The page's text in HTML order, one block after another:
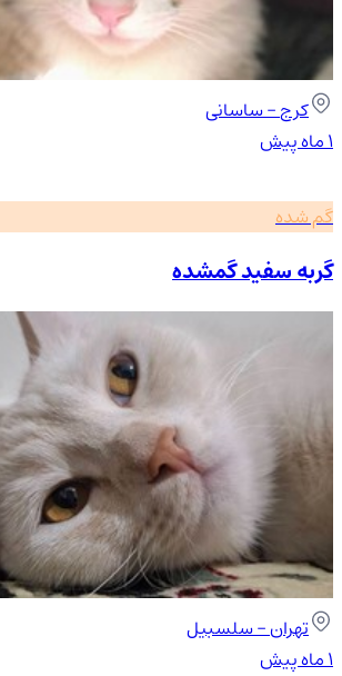
کرج- ساسانی
۱ ماه پیش
گم شده
گربه سفید گمشده
تهران- سلسبیل
۱ ماه پیش